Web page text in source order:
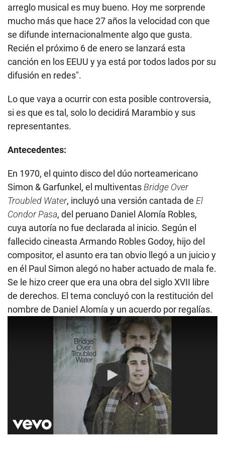
arreglo musical es muy bueno. Hoy me sorprende
mucho más que hace 27 años la velocidad con que
se difunde internacionalmente algo que gusta.
Recién el próximo 6 de enero se lanzará esta
canción en los EEUU y ya está por todos lados por su
difusión en redes".
Lo que vaya a ocurrir con esta posible controversia,
si es que es tal, solo lo decidirá Marambio y sus
representantes.
Antecedentes:
En 1970, el quinto disco del dúo norteamericano
Simon & Garfunkel, el multiventas Bridge Over
Troubled Water, incluyó una versión cantada de El
Condor Pasa, del peruano Daniel Alomía Robles,
cuya autoría no fue declarada al inicio. Según el
fallecido cineasta Armando Robles Godoy, hijo del
compositor, el asunto era tan obvio llegó a un juicio y
en él Paul Simon alegó no haber actuado de mala fe.
Se le hizo creer que era una obra del siglo XVII libre
de derechos. El tema concluyó con la restitución del
nombre de Daniel Alomía y un acuerdo por regalías.
Play